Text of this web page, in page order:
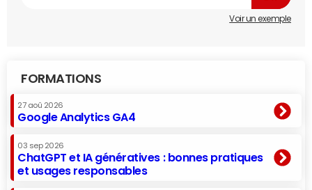
Voir un exemple
FORMATIONS
27 aoû 2026
Google Analytics GA4
03 sep 2026
ChatGPT et IA génératives : bonnes pratiques
et usages responsables